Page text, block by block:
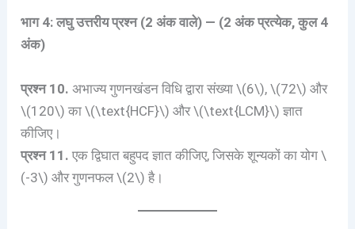
भाग 4: लघु उत्तरीय प्रश्न (2 अंक वाले) — (2 अंक प्रत्येक, कुल 4
अंक)
प्रश्न 10. अभाज्य गुणनखंडन विधि द्वारा संख्या \(6\), \(72\) और
\(120\) का \(\text{HCF}\) और \(\text{LCM}\) ज्ञात
कीजिए।
प्रश्न 11. एक द्विघात बहुपद ज्ञात कीजिए, जिसके शून्यकों का योग \
(-3\) और गुणनफल \(2\) है।